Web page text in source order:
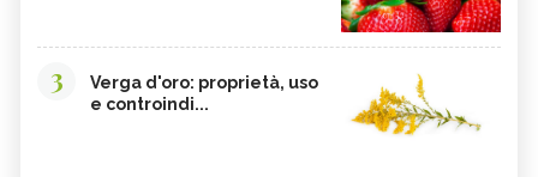
3
Verga d'oro: proprietà, uso
e controindi...